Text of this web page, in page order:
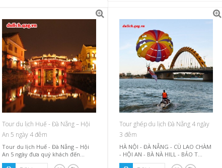
Tour du lịch Huế - Đà Nẵng – Hội
An 5 ngày 4 đêm
Tour du lịch Huế - Đà Nẵng – Hội
An 5 ngày đưa quý khách đến...
Tour ghép du lịch Đà Nẵng 4 ngày
3 đêm
HÀ NỘI - ĐÀ NẴNG - CÙ LAO CHÀM
- HỘI AN - BÀ NÀ HILL - BẢO T...